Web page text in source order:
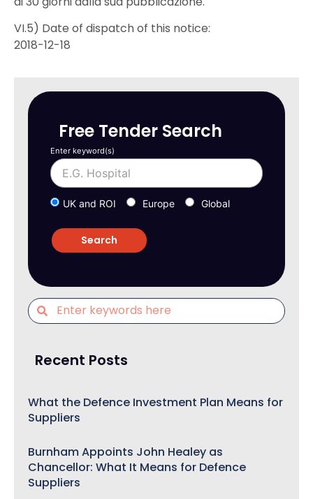
VI.5) Date of dispatch of this notice:
2018-12-18
Free Tender Search
Enter keyword(s)
UK and ROI Europe Global
Recent Posts
What the Defence Investment Plan Means for
Suppliers
Burnham Appoints John Healey as
Chancellor: What It Means for Defence
Suppliers